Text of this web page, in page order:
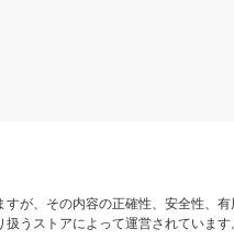
が、その内容の正確性、安全性、有
うストアによって運営されていま